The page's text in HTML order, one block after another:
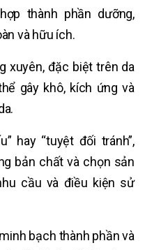
thành phần dưỡng,
và hữu ích.
xuyên, đặc biệt trên da
gây khô, kích ứng và
hay “tuyệt đối tránh”,
bản chất và chọn sản
cầu và điều kiện sử
bạch thành phần và